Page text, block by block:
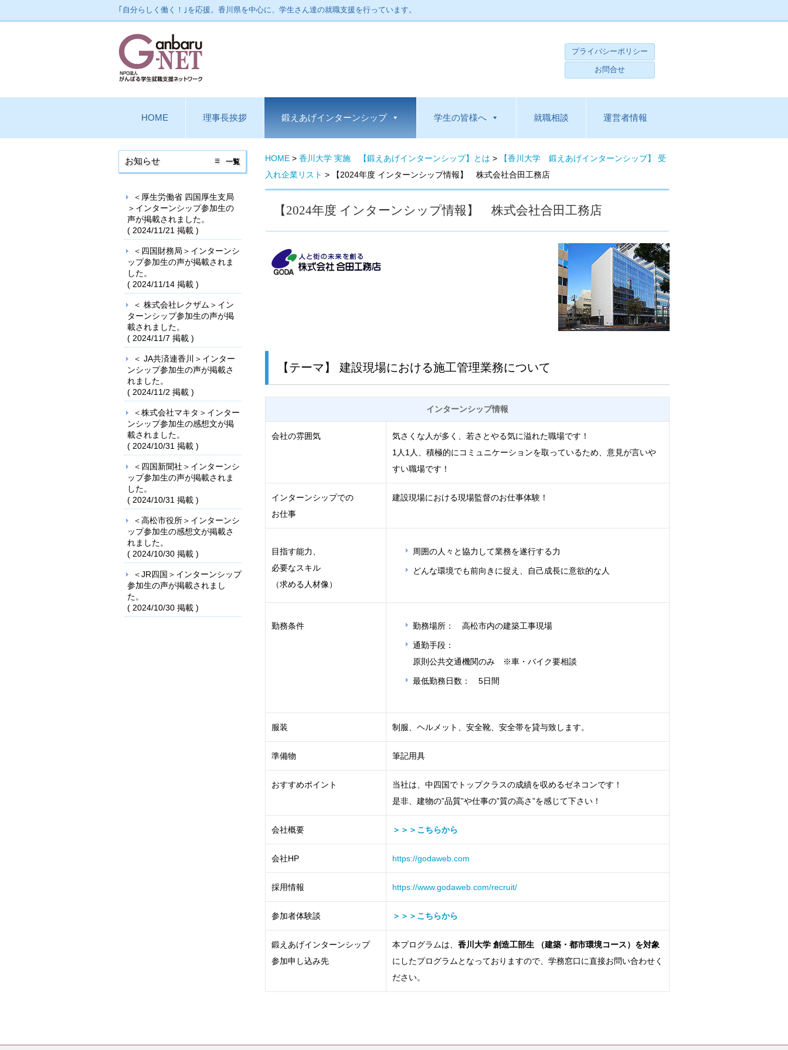
｢自分らしく働く！｣を応援。香川県を中心に、学生さん達の就職支援を行っています。
プライバシーポリシー
お問合せ
HOME 理事長挨拶 鍛えあげインターンシップ 学生の皆様へ 就職相談 運営者情報
HOME > 香川大学 実施 【鍛えあげインターンシップ】とは >
【香川大学 鍛えあげインターンシップ】 受
入れ企業リスト > 【2024年度 インターンシップ情報】 株式会社合田工務店
【2024年度 インターンシップ情報】 株式会社合田工務店
【テーマ】 建設現場における施工管理業務について
インターンシップ情報
会社の雰囲気
気さくな人が多く、若さとやる気に溢れた職場です！
1人1人、積極的にコミュニケーションを取っているため、意見が言いや
すい職場です！
インターンシップでの
お仕事
建設現場における現場監督のお仕事体験！
目指す能力、
必要なスキル
（求める人材像）
周囲の人々と協力して業務を遂行する力
どんな環境でも前向きに捉え、自己成長に意欲的な人
勤務条件 勤務場所： 高松市内の建築工事現場
通勤手段：
原則公共交通機関のみ ※車・バイク要相談
最低勤務日数： 5日間
服装 制服、ヘルメット、安全靴、安全帯を貸与致します。
準備物 筆記用具
おすすめポイント
当社は、中四国でトップクラスの成績を収めるゼネコンです！
是非、建物の”品質”や仕事の”質の高さ”を感じて下さい！
会社概要 ＞＞＞こちらから
会社HP https://godaweb.com
採用情報 https://www.godaweb.com/recruit/
参加者体験談 ＞＞＞こちらから
鍛えあげインターンシップ
参加申し込み先
本プログラムは、 香川大学 創造工部生 （建築・都市環境コース）を対象
にしたプログラムとなっておりますので、学務窓口に直接お問い合わせく
ださい。
お知らせ 一覧
＜厚生労働省 四国厚生支局
＞インターンシップ参加生の
声が掲載されました。
( 2024/11/21 掲載 )
＜四国財務局＞インターンシ
ップ参加生の声が掲載されま
した。
( 2024/11/14 掲載 )
＜ 株式会社レクザム＞イン
ターンシップ参加生の声が掲
載されました。
( 2024/11/7 掲載 )
＜ JA共済連香川＞インター
ンシップ参加生の声が掲載さ
れました。
( 2024/11/2 掲載 )
＜株式会社マキタ＞インター
ンシップ参加生の感想文が掲
載されました。
( 2024/10/31 掲載 )
＜四国新聞社＞インターンシ
ップ参加生の声が掲載されま
した。
( 2024/10/31 掲載 )
＜高松市役所＞インターンシ
ップ参加生の感想文が掲載さ
れました。
( 2024/10/30 掲載 )
＜JR四国＞インターンシップ
参加生の声が掲載されまし
た。
( 2024/10/30 掲載 )